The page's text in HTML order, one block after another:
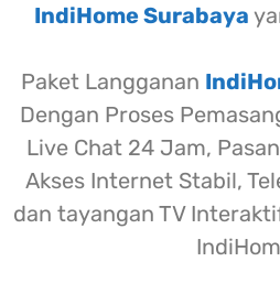
IndiHome Surabaya
Paket Langganan
Dengan Proses
Live Chat 24 Jam,
Akses Internet Stabil,
dan tayangan TV